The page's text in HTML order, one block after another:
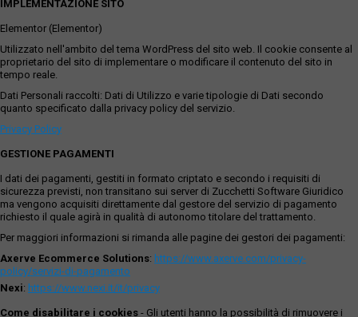
IMPLEMENTAZIONE SITO
Elementor (Elementor)
Utilizzato nell'ambito del tema WordPress del sito web. Il cookie consente al
proprietario del sito di implementare o modificare il contenuto del sito in
tempo reale.
Dati Personali raccolti: Dati di Utilizzo e varie tipologie di Dati secondo
quanto specificato dalla privacy policy del servizio.
Privacy Policy
GESTIONE PAGAMENTI
I dati dei pagamenti, gestiti in formato criptato e secondo i requisiti di
sicurezza previsti, non transitano sui server di Zucchetti Software Giuridico
ma vengono acquisiti direttamente dal gestore del servizio di pagamento
richiesto il quale agirà in qualità di autonomo titolare del trattamento.
Per maggiori informazioni si rimanda alle pagine dei gestori dei pagamenti:
Axerve Ecommerce Solutions: https://www.axerve.com/privacy-
policy/servizi-di-pagamento
Nexi: https://www.nexi.it/it/privacy
Come disabilitare i cookies - Gli utenti hanno la possibilità di rimuovere i